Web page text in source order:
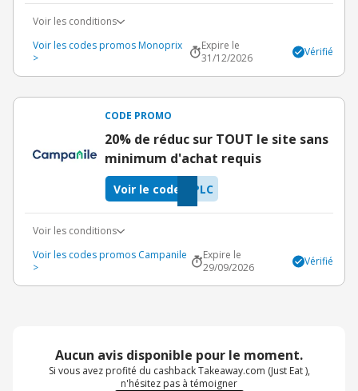
Voir les conditions
Voir les codes promos Monoprix
>
Expire le
31/12/2026
Vérifié
CODE PROMO
20% de réduc sur TOUT le site sans
minimum d'achat requis
PLC
Voir le code
Voir les conditions
Voir les codes promos Campanile
>
Expire le
29/09/2026
Vérifié
Aucun avis disponible pour le moment.
Si vous avez profité du cashback Takeaway.com (Just Eat ),
n'hésitez pas à témoigner